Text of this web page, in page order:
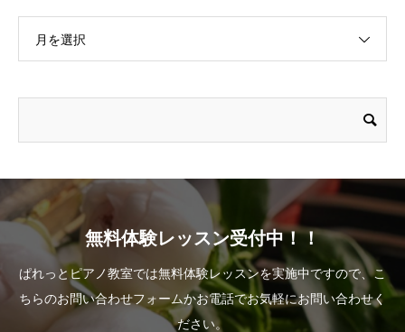
月を選択
無料体験レッスン受付中！！
ぱれっとピアノ教室では無料体験レッスンを実施中ですので、こ
ちらのお問い合わせフォームかお電話でお気軽にお問い合わせく
ださい。